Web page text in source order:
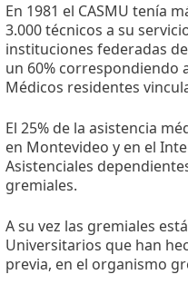
En 1981 el CASMU tenía
3.000 técnicos a su
instituciones federadas
un 60% correspondiendo
Médicos residentes
El 25% de la asistencia
en Montevideo y en el
Asistenciales
gremiales.
A su vez las gremiales
Universitarios que han
previa, en el organismo